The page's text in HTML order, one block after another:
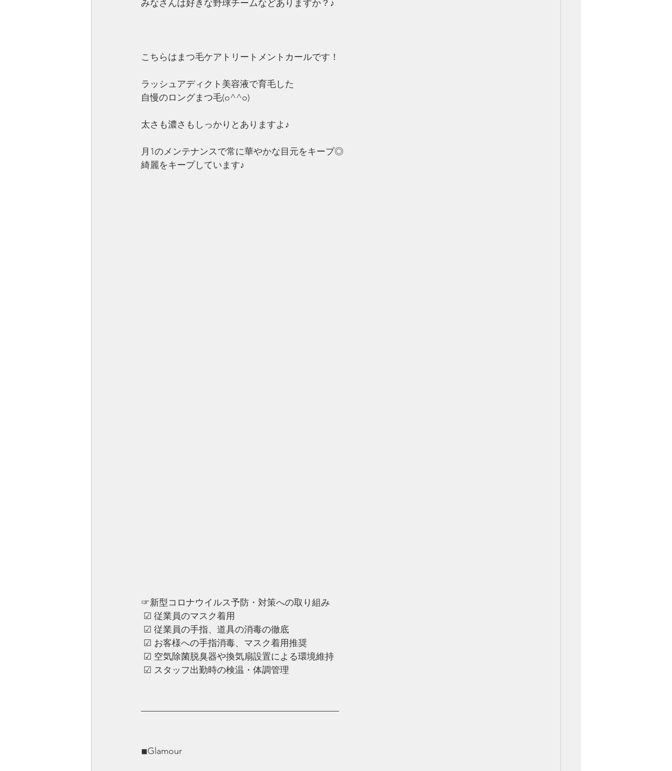
みなさんは好きな野球チームなどありますか？♪
こちらはまつ毛ケアトリートメントカールです！
ラッシュアディクト美容液で育毛した
自慢のロングまつ毛(o^^o)
太さも濃さもしっかりとありますよ♪
月1のメンテナンスで常に華やかな目元をキープ◎
綺麗をキープしています♪
☞新型コロナウイルス予防・対策への取り組み
☑︎ 従業員のマスク着用
☑︎ ︎従業員の手指、道具の消毒の徹底
☑︎ ︎お客様への手指消毒、マスク着用推奨
☑︎ ︎空気除菌脱臭器や換気扇設置による環境維持
☑︎ ︎スタッフ出勤時の検温・体調管理
——————————————————————
◾︎Glamour